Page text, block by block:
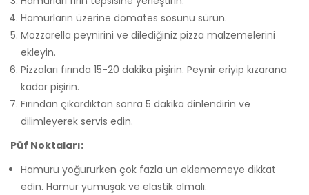
Hamurların üzerine domates sosunu sürün.
Mozzarella peynirini ve dilediğiniz pizza malzemelerini
ekleyin.
Pizzaları fırında 15-20 dakika pişirin. Peynir eriyip kızarana
kadar pişirin.
Fırından çıkardıktan sonra 5 dakika dinlendirin ve
dilimleyerek servis edin.
Püf Noktaları:
Hamuru yoğururken çok fazla un eklememeye dikkat
edin. Hamur yumuşak ve elastik olmalı.